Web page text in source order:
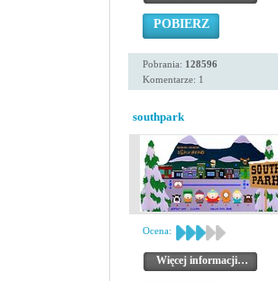
POBIERZ
Pobrania: 128596
Komentarze: 1
southpark
Ocena:
Więcej informacji…